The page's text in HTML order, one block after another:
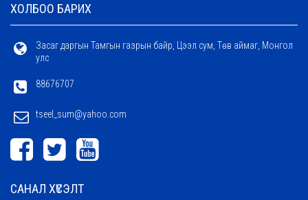
ХОЛБОО БАРИХ
Засаг даргын Тамгын газрын байр, Цээл сум, Төв аймаг, Монгол
улс
88676707
tseel_sum@yahoo.com
САНАЛ ХҮСЭЛТ